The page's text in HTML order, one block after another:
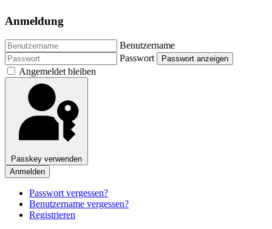
Anmeldung
Benutzername
Passwort
Passwort anzeigen
Angemeldet bleiben
Passkey verwenden
Anmelden
Passwort vergessen?
Benutzername vergessen?
Registrieren